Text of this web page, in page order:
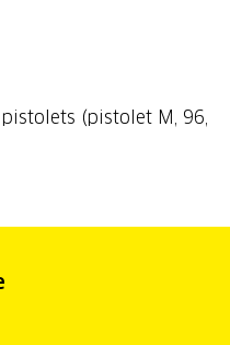
(pistolet M, 96,